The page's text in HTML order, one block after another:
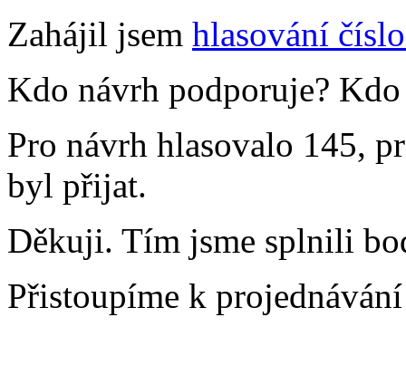
Zahájil jsem hlasování
Kdo návrh podporuje?
Pro návrh hlasovalo 145,
byl přijat.
Děkuji. Tím jsme splnili
Přistoupíme k